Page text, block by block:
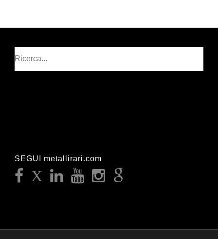
SEGUI metallirari.com